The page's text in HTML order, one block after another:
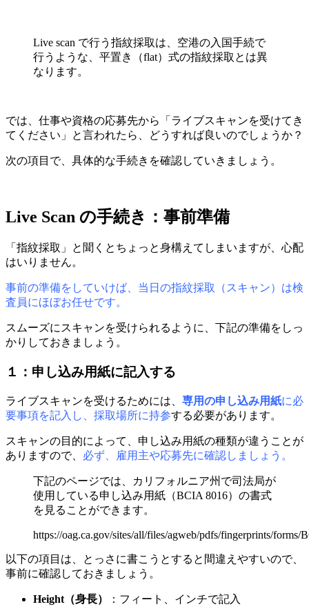
Live scan で行う指紋採取は、空港の入国手続で
行うような、平置き（flat）式の指紋採取とは異
なります。
では、仕事や資格の応募先から「ライブスキャンを受けてき
てください」と言われたら、どうすれば良いのでしょうか？
次の項目で、具体的な手続きを確認していきましょう。
Live Scan の手続き：事前準備
「指紋採取」と聞くとちょっと身構えてしまいますが、心配
はいりません。
事前の準備をしていけば、当日の指紋採取（スキャン）は検
査員にほぼお任せです。
スムーズにスキャンを受けられるように、下記の準備をしっ
かりしておきましょう。
１：申し込み用紙に記入する
ライブスキャンを受けるためには、 専用の申し込み用紙に必
要事項を記入し、採取場所に持参する必要があります。
スキャンの目的によって、申し込み用紙の種類が違うことが
ありますので、 必ず、雇用主や応募先に確認しましょう。
下記のページでは、カリフォルニア州で司法局が
使用している申し込み用紙（BCIA 8016）の書式
を見ることができます。
https://oag.ca.gov/sites/all/files/agweb/pdfs/fingerprints/forms/
以下の項目は、とっさに書こうとすると間違えやすいので、
事前に確認しておきましょう。
Height （身長） ：フィート、インチで記入